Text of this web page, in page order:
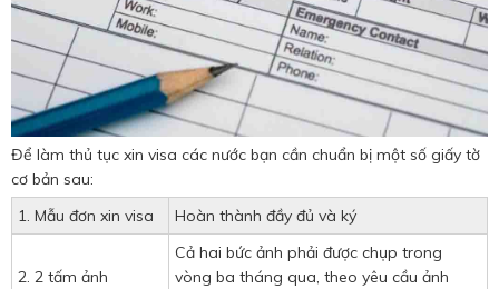
Để làm thủ tục xin visa các nước bạn cần chuẩn bị một số giấy tờ
cơ bản sau:
1. Mẫu đơn xin visa
Hoàn thành đầy đủ và ký
2. 2 tấm ảnh
Cả hai bức ảnh phải được chụp trong
vòng ba tháng qua, theo yêu cầu ảnh